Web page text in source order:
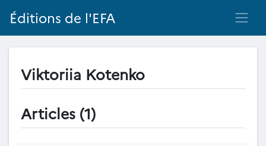
Éditions de l'EFA
Viktoriia Kotenko
Articles (1)